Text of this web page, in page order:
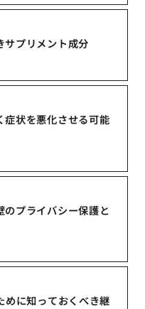
サプリメント成分
症状を悪化させる可能
プライバシー保護と
めに知っておくべき継